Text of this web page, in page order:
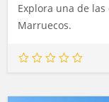
Explora una de
Marruecos.